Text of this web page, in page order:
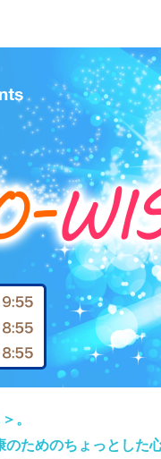
。
ためのちょっとし